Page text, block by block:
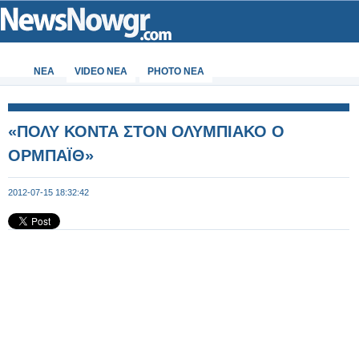
ΝΕΑ VIDEO NEA PHOTO NEA
«ΠΟΛΥ ΚΟΝΤΑ ΣΤΟΝ ΟΛΥΜΠΙΑΚΟ Ο
ΟΡΜΠΑΪΘ»
2012-07-15 18:32:42